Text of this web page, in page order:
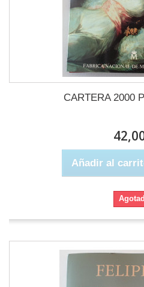
CARTERA 2000
Añadir al